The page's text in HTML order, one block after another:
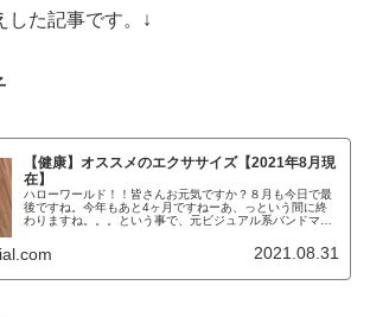
した記事です。↓
【健康】オススメのエクササイズ【2021年8月現
在】
ハローワールド！！皆さんお元気ですか？８月も今日で最
後ですね。今年もあと4ヶ月ですねーあ、っという間に終
わりますね。。。という事で、元ビジュアル系バンドマン
2021.08.31